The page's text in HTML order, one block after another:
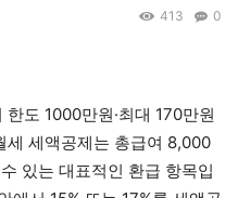
0
413
도 1000만원·최대 170만원
세 세액공제는 총급여 8,000
있는 대표적인 환급 항목입